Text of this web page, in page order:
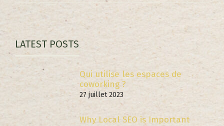
LATEST POSTS
Qui utilise les espaces de
coworking ?
27 juillet 2023
Why Local SEO is Important